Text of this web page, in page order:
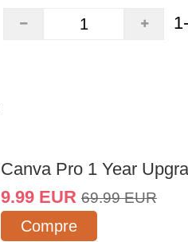
Canva Pro 1 Year
9.99 EUR 69.99 EUR
Compre